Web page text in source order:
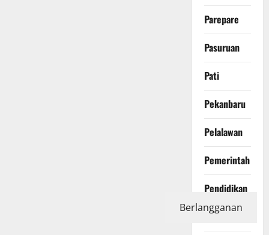
Parepare
Pasuruan
Pati
Pekanbaru
Pelalawan
Pemerintah
Pendidikan
Peristiwa
Berlangganan